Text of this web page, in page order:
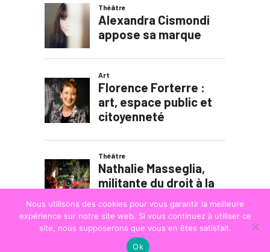
Nous utilisons des cookies pour vous garantir la meilleure
expérience sur notre site web. Si vous continuez à utiliser ce
site, nous supposerons que vous en êtes satisfait.
Ok